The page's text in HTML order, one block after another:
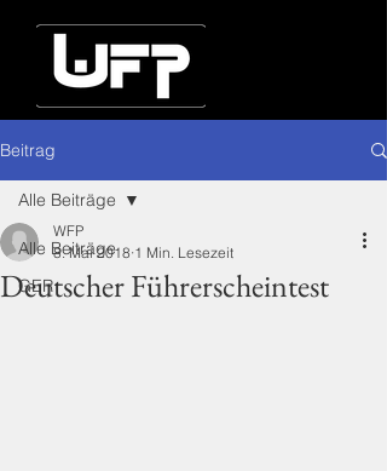
Beitrag
Alle Beiträge
GER
Alle Beiträge
Deutscher Führerscheintest
WFP
8. Mai 2018 1 Min. Lesezeit